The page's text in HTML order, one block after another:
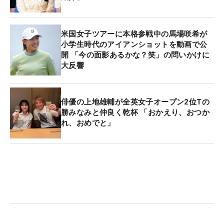
米国女子ツアーに本格参戦中の馬場咲希が
小学生時代のアイアンショットを動画で公
開 「今の面影あるかな？笑」の問いかけに
大反響
俳優の上地雄輔が全英女子オープン2位Tの
勝みなみと仲良く乾杯 「おかえり、おつか
れ、おめでと」